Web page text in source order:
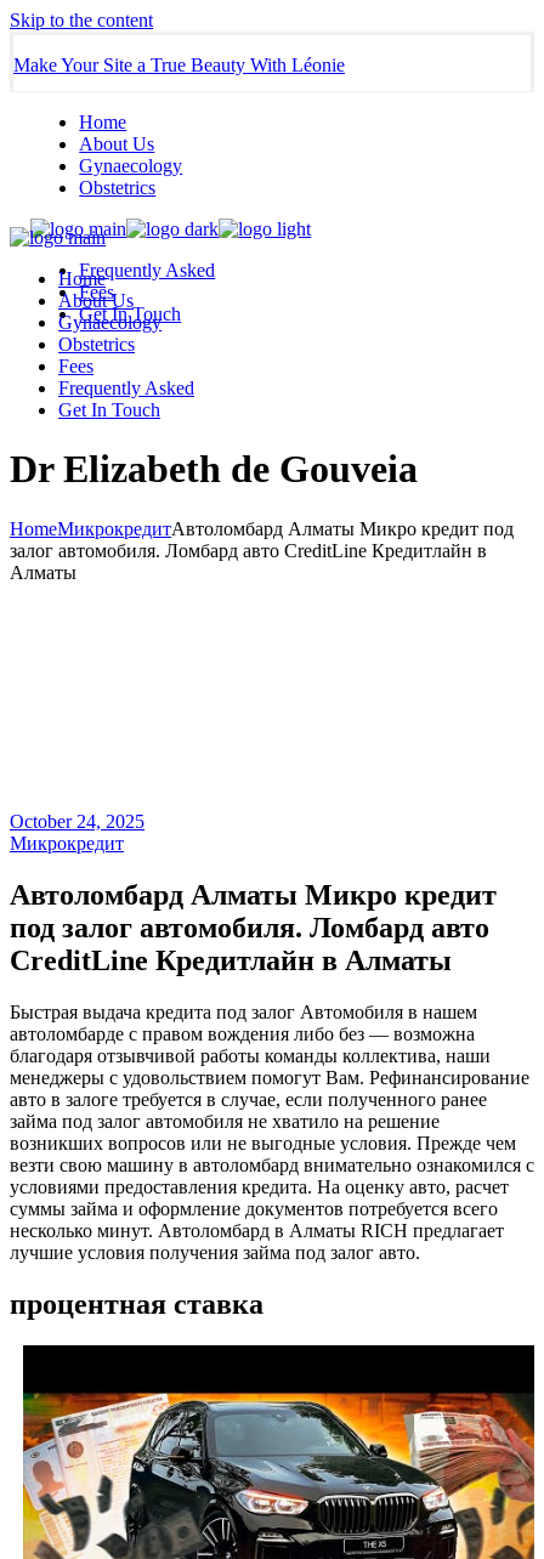
Skip to the content
Make Your Site a True Beauty With Léonie
Home
About Us
Gynaecology
Obstetrics
Frequently Asked
Fees
Get In Touch
Home
About Us
Gynaecology
Obstetrics
Fees
Frequently Asked
Get In Touch
Dr Elizabeth de Gouveia
HomeМикрокредитАвтоломбард Алматы Микро кредит под
залог автомобиля. Ломбард авто CreditLine Кредитлайн в
Алматы
October 24, 2025
Микрокредит
Автоломбард Алматы Микро кредит
под залог автомобиля. Ломбард авто
CreditLine Кредитлайн в Алматы
Быстрая выдача кредита под залог Автомобиля в нашем
автоломбарде с правом вождения либо без — возможна
благодаря отзывчивой работы команды коллектива, наши
менеджеры с удовольствием помогут Вам. Рефинансирование
авто в залоге требуется в случае, если полученного ранее
займа под залог автомобиля не хватило на решение
возникших вопросов или не выгодные условия. Прежде чем
везти свою машину в автоломбард внимательно ознакомился с
условиями предоставления кредита. На оценку авто, расчет
суммы займа и оформление документов потребуется всего
несколько минут. Автоломбард в Алматы RICH предлагает
лучшие условия получения займа под залог авто.
процентная ставка